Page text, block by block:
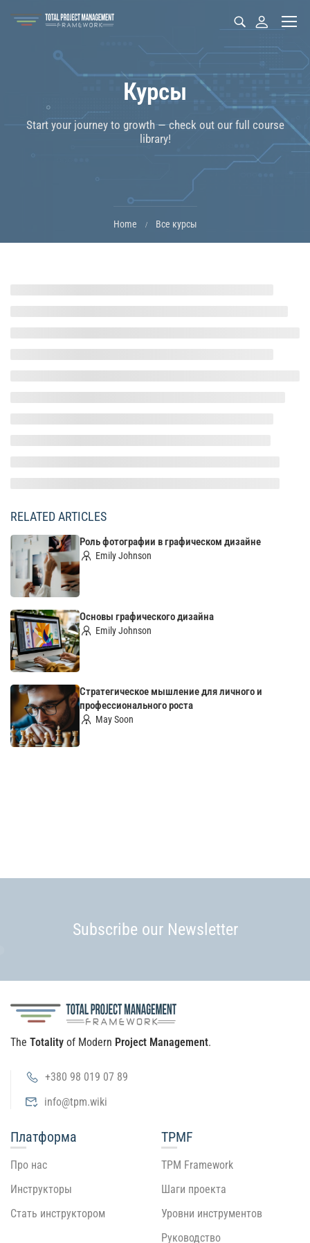
Курсы
Start your journey to growth — check out our full course
library!
Home Все курсы
RELATED ARTICLES
Роль фотографии в графическом дизайне
Emily Johnson
Основы графического дизайна
Emily Johnson
Стратегическое мышление для личного и
профессионального роста
May Soon
Subscribe our Newsletter
The Totality of Modern Project Management.
+380 98 019 07 89
info@tpm.wiki
Платформа
Про нас
Инструкторы
Стать инструктором
TPMF
TPM Framework
Шаги проекта
Уровни инструментов
Руководство